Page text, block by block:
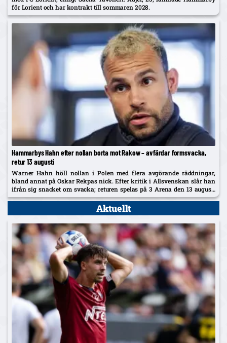
för Lorient och har kontrakt till sommaren 2028.
Hammarbys Hahn efter nollan borta mot Rakow – avfärdar formsvacka,
retur 13 augusti
Warner Hahn höll nollan i Polen med flera avgörande räddningar,
bland annat på Oskar Rekpas nick. Efter kritik i Allsvenskan slår han
ifrån sig snacket om svacka; returen spelas på 3 Arena den 13 augusti
och vinnaren går mot Žalgiris/Hajduk...
Aktuellt